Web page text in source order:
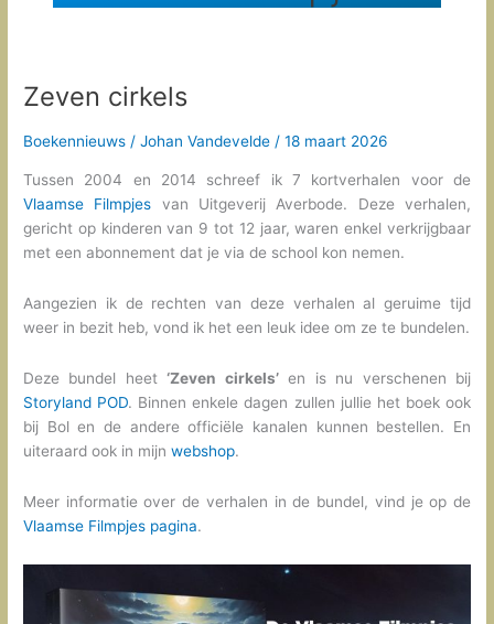
Zeven cirkels
Boekennieuws /Johan Vandevelde/18 maart 2026
Tussen 2004 en 2014 schreef ik 7 kortverhalen voor de
Vlaamse Filmpjes van Uitgeverij Averbode. Deze verhalen,
gericht op kinderen van 9 tot 12 jaar, waren enkel verkrijgbaar
met een abonnement dat je via de school kon nemen.
Aangezien ik de rechten van deze verhalen al geruime tijd
weer in bezit heb, vond ik het een leuk idee om ze te bundelen.
Deze bundel heet‘Zeven cirkels’en is nu verschenen bij
Storyland POD. Binnen enkele dagen zullen jullie het boek ook
bij Bol en de andere officiële kanalen kunnen bestellen. En
uiteraard ook in mijnwebshop.
Meer informatie over de verhalen in de bundel, vind je op de
Vlaamse Filmpjes pagina.